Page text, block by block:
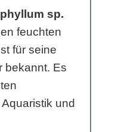
sp.
feuchten
für seine
bekannt. Es
und